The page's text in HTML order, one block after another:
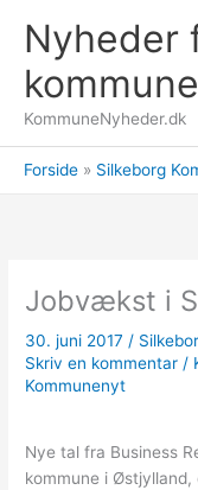
indholdet
Nyheder
KommuneNyheder.dk
Forside Silkeborg
Jobvækst i
30. juni 2017 /
Skriv en kommentar /
Kommunenyt
Nye tal fra Business
kommune i